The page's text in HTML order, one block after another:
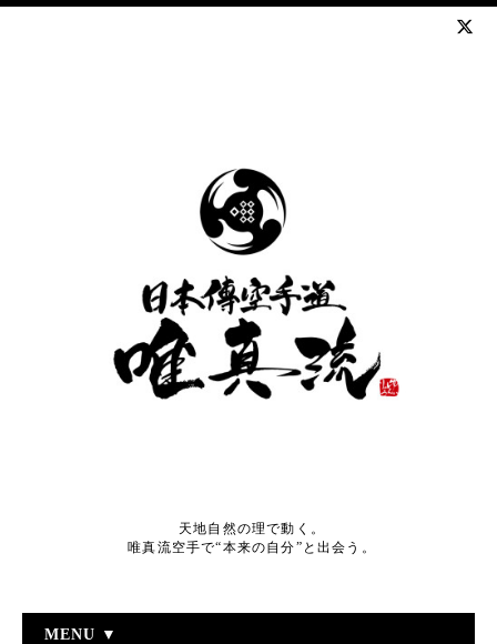
天地自然の理で動く。
唯真流空手で“本来の自分”と出会う。
MENU ▼